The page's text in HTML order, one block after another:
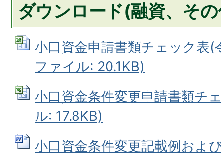
ダウンロード(融資、そ
小口資金申請書類チェック表
ファイル: 20.1KB)
小口資金条件変更申請書類チ
ル: 17.8KB)
小口資金条件変更記載例およ